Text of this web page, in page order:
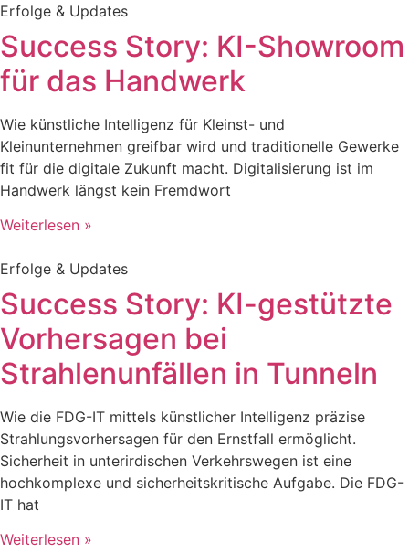
Erfolge & Updates
Success Story: KI-Showroom
für das Handwerk
Wie künstliche Intelligenz für Kleinst- und
Kleinunternehmen greifbar wird und traditionelle Gewerke
fit für die digitale Zukunft macht. Digitalisierung ist im
Handwerk längst kein Fremdwort
Weiterlesen »
Erfolge & Updates
Success Story: KI-gestützte
Vorhersagen bei
Strahlenunfällen in Tunneln
Wie die FDG-IT mittels künstlicher Intelligenz präzise
Strahlungsvorhersagen für den Ernstfall ermöglicht.
Sicherheit in unterirdischen Verkehrswegen ist eine
hochkomplexe und sicherheitskritische Aufgabe. Die FDG-
IT hat
Weiterlesen »